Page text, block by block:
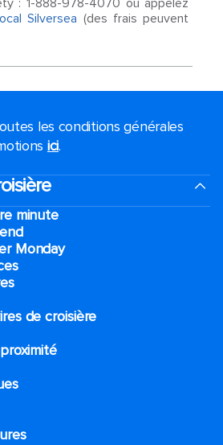
: 1-888-978-4070 ou appelez
Silversea (des frais peuvent
les conditions générales
ici.
minute
Monday
de croisière